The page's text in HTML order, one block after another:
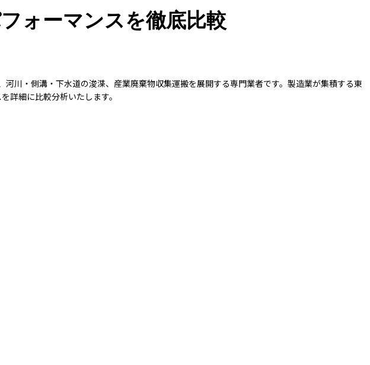
ォーマンスを徹底比較
川・側溝・下水道の浚渫、産業廃棄物収集運搬を展開する専門業者です。製造業が集積する東
詳細に比較分析いたします。